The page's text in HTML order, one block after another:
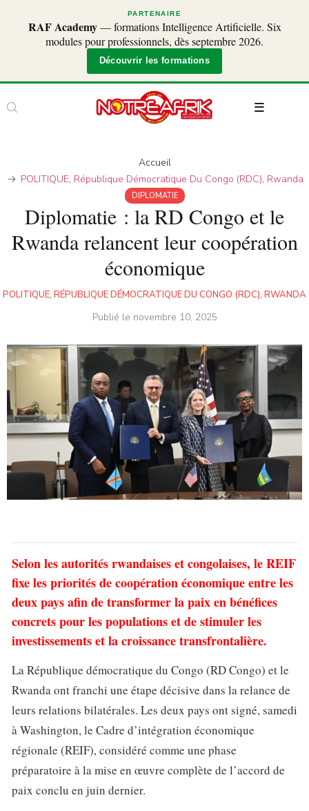
PARTENAIRE
RAF Academy— formations Intelligence Artificielle. Six
modules pour professionnels, dès septembre 2026.
Découvrir les formations
Accueil
POLITIQUE, République Démocratique Du Congo (RDC), Rwanda
DIPLOMATIE
Diplomatie : la RD Congo et le
Rwanda relancent leur coopération
économique
POLITIQUE, RÉPUBLIQUE DÉMOCRATIQUE DU CONGO (RDC), RWANDA
Publié le novembre 10, 2025
Selon les autorités rwandaises et congolaises, le REIF
fixe les priorités de coopération économique entre les
deux pays afin de transformer la paix en bénéfices
concrets pour les populations et de stimuler les
investissements et la croissance transfrontalière.
La République démocratique du Congo (RD Congo) et le
Rwanda ont franchi une étape décisive dans la relance de
leurs relations bilatérales. Les deux pays ont signé, samedi
à Washington, le Cadre d’intégration économique
régionale (REIF), considéré comme une phase
préparatoire à la mise en œuvre complète de l’accord de
paix conclu en juin dernier.